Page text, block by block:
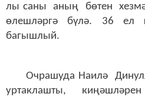
лы саны аның бөтен
өлешләргә бүлә. 36 ел
багышлый.
Очрашуда Наилә
уртаклашты,